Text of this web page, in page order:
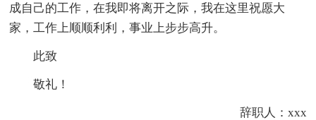
成自己的工作，在我即将离开之际，我在这里祝愿大
家，工作上顺顺利利，事业上步步高升。
此致
敬礼！
辞职人：xxx